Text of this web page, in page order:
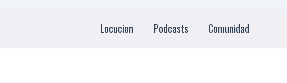
Locucion Podcasts Comunidad